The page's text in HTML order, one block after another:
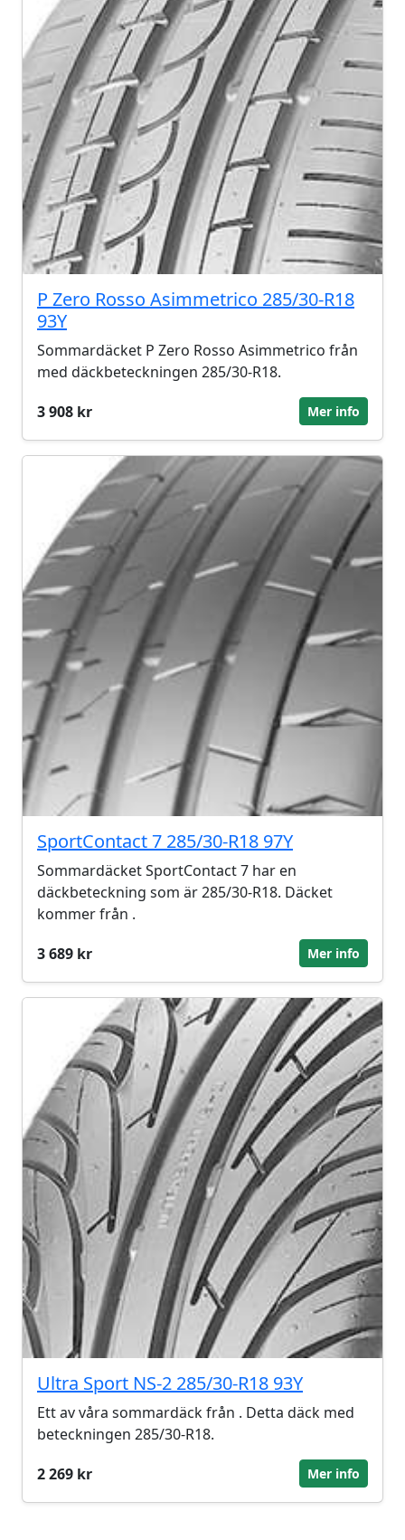
P Zero Rosso Asimmetrico 285/30-R18
93Y
Sommardäcket P Zero Rosso Asimmetrico från
med däckbeteckningen 285/30-R18.
3 908 kr
Mer info
SportContact 7 285/30-R18 97Y
Sommardäcket SportContact 7 har en
däckbeteckning som är 285/30-R18. Däcket
kommer från .
3 689 kr
Mer info
Ultra Sport NS-2 285/30-R18 93Y
Ett av våra sommardäck från . Detta däck med
beteckningen 285/30-R18.
2 269 kr
Mer info